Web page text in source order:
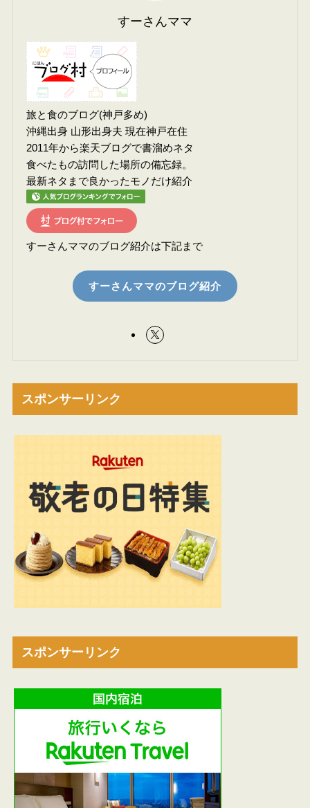
すーさんママ
旅と食のブログ(神戸多め)
沖縄出身 山形出身夫 現在神戸在住
2011年から楽天ブログで書溜めネタ
食べたもの訪問した場所の備忘録。
最新ネタまで良かったモノだけ紹介
すーさんママのブログ紹介は下記まで
すーさんママのブログ紹介
スポンサーリンク
スポンサーリンク